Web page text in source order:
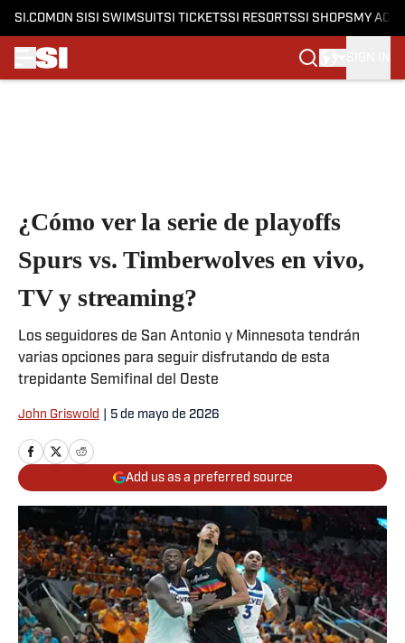
SI.COM ON SI SI SWIMSUITSI TICKETSSI RESORTSSI SHOPS MY
¿Cómo ver la serie de playoffs
Spurs vs. Timberwolves en vivo,
TV y streaming?
Los seguidores de San Antonio y Minnesota tendrán
varias opciones para seguir disfrutando de esta
trepidante Semifinal del Oeste
John Griswold 5 de mayo de 2026
Add us as a preferred source